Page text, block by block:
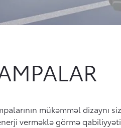
mükəmməl
verməklə görmə